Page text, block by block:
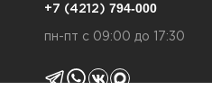
+7 (4212) 794-000
пн-пт с 09:00 до 17:30